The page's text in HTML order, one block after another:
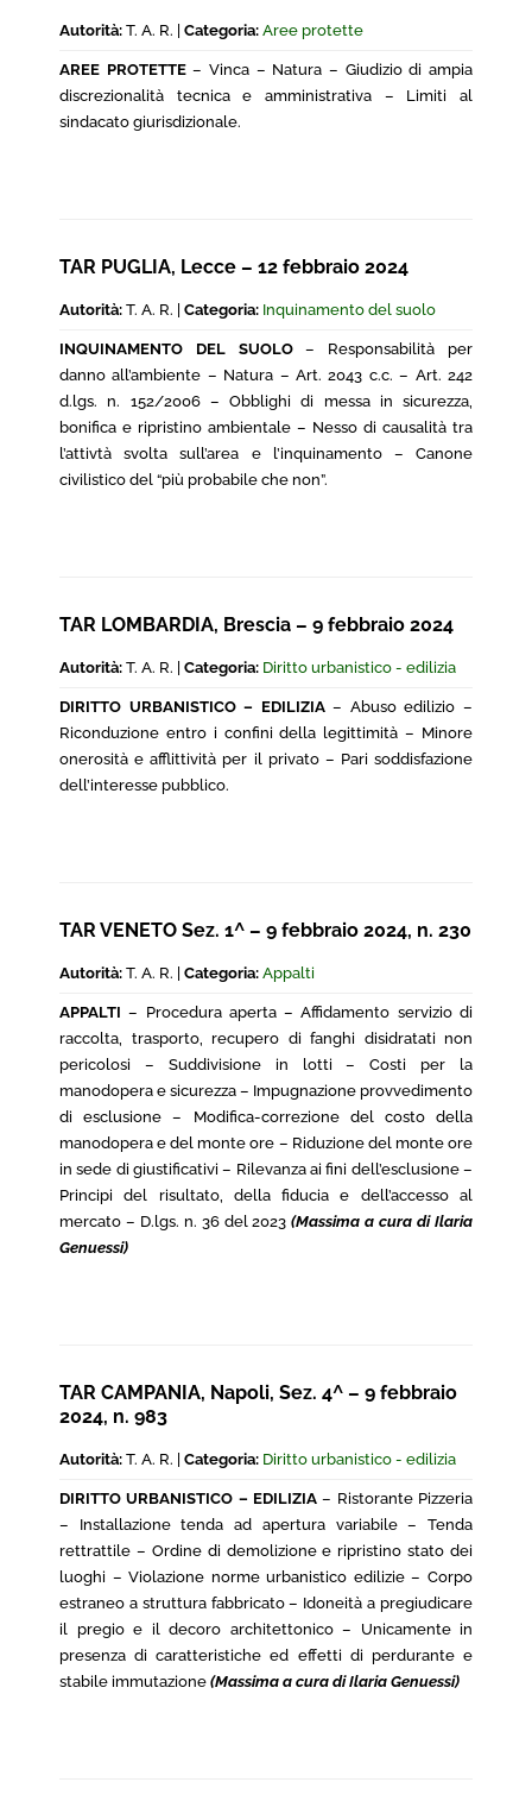
Autorità: T. A. R. | Categoria: Aree protette
AREE PROTETTE– Vinca – Natura – Giudizio di ampia
discrezionalità tecnica e amministrativa – Limiti al
sindacato giurisdizionale.
TAR PUGLIA, Lecce – 12 febbraio 2024
Autorità: T. A. R. | Categoria: Inquinamento del suolo
INQUINAMENTO DEL SUOLO– Responsabilità per
danno all’ambiente – Natura – Art. 2043 c.c. – Art. 242
d.lgs. n. 152/2006 – Obblighi di messa in sicurezza,
bonifica e ripristino ambientale – Nesso di causalità tra
l’attivtà svolta sull’area e l’inquinamento – Canone
civilistico del “più probabile che non”.
TAR LOMBARDIA, Brescia – 9 febbraio 2024
Autorità: T. A. R. | Categoria: Diritto urbanistico - edilizia
DIRITTO URBANISTICO – EDILIZIA– Abuso edilizio –
Riconduzione entro i confini della legittimità – Minore
onerosità e afflittività per il privato – Pari soddisfazione
dell’interesse pubblico.
TAR VENETO Sez. 1^ – 9 febbraio 2024, n. 230
Autorità: T. A. R. | Categoria: Appalti
APPALTI – Procedura aperta – Affidamento servizio di
raccolta, trasporto, recupero di fanghi disidratati non
pericolosi – Suddivisione in lotti – Costi per la
manodopera e sicurezza – Impugnazione provvedimento
di esclusione – Modifica-correzione del costo della
manodopera e del monte ore – Riduzione del monte ore
in sede di giustificativi – Rilevanza ai fini dell’esclusione –
Principi del risultato, della fiducia e dell’accesso al
mercato – D.lgs. n. 36 del 2023(Massima a cura di Ilaria
Genuessi)
TAR CAMPANIA, Napoli, Sez. 4^ – 9 febbraio
2024, n. 983
Autorità: T. A. R. | Categoria: Diritto urbanistico - edilizia
DIRITTO URBANISTICO – EDILIZIA – Ristorante Pizzeria
– Installazione tenda ad apertura variabile – Tenda
rettrattile – Ordine di demolizione e ripristino stato dei
luoghi – Violazione norme urbanistico edilizie – Corpo
estraneo a struttura fabbricato – Idoneità a pregiudicare
il pregio e il decoro architettonico – Unicamente in
presenza di caratteristiche ed effetti di perdurante e
stabile immutazione (Massima a cura di Ilaria Genuessi)